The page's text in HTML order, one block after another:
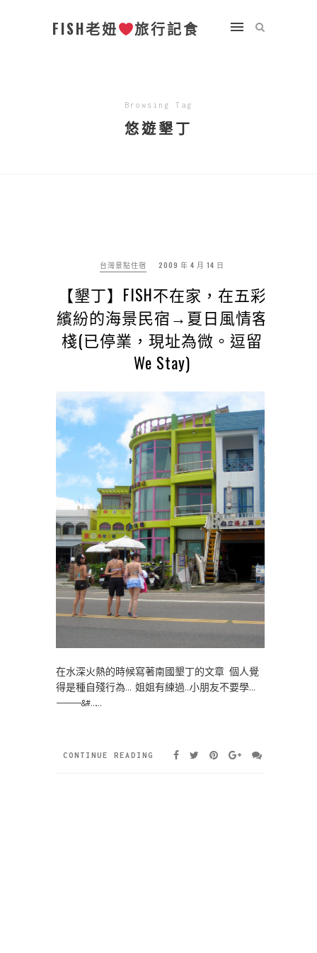
FISH老妞 旅行記食
Browsing Tag
悠遊墾丁
台灣景點住宿 2009 年 4 月 14 日
【墾丁】FISH不在家，在五彩
繽紛的海景民宿→夏日風情客
棧(已停業，現址為微。逗留
We Stay)
在水深火熱的時候寫著南國墾丁的文章 個人覺
得是種自殘行為… 姐姐有練過…小朋友不要學…
—————&#……
CONTINUE READING